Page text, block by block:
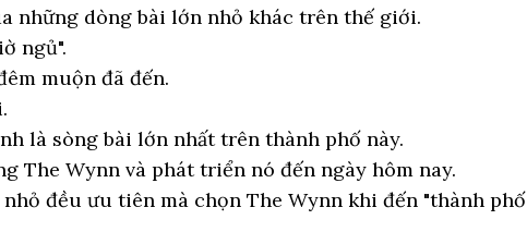
những dòng bài lớn nhỏ khác trên thế giới.
ngủ".
muộn đã đến.
là sòng bài lớn nhất trên thành phố này.
The Wynn và phát triển nó đến ngày hôm nay.
đều ưu tiên mà chọn The Wynn khi đến "thành phố